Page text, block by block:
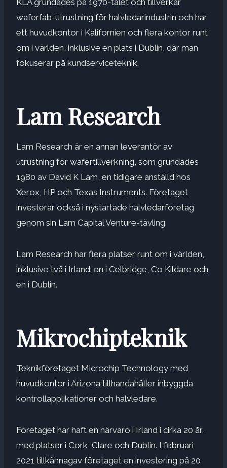
waferfab-utrustning för halvledarindustrin och har
ett huvudkontor i Kalifornien och flera kontor runt
om i världen, inklusive en plats i Dublin, där man
fokuserar på kundserviceteknik.
Lam Research
Lam Research är en annan leverantör av
utrustning för wafertillverkning, som grundades
1980 av David K ​​Lam, en tidigare anställd hos
Xerox, HP och Texas Instruments. Företaget
investerar också i nystartade halvledarföretag
genom sin Lam Capital Venture-tävling.
Lam Research har flera platser runt om i världen,
inklusive två i Irland: en i Celbridge, Co Kildare och
en i Dublin.
Mikrochipteknik
Teknikföretaget Microchip Technology med
huvudkontor i Arizona tillhandahåller inbyggda
kontrollapplikationer och halvledare.
Företaget har haft en närvaro i Irland i cirka 20 år,
med platser i Cork, Clare och Dublin. I februari
2021 tillkännagav företaget en investering på 20